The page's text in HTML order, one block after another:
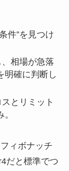
件”を見つけ
相場が急落
明確に判断し
とリミット
フィボナッチ
だと標準でつ